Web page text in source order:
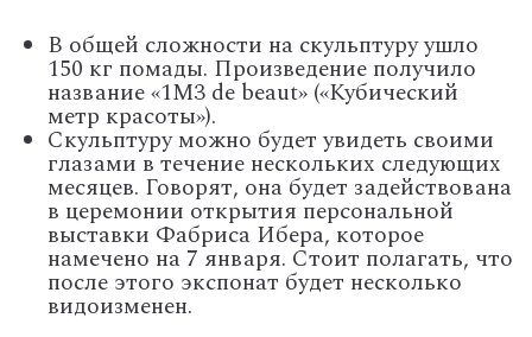
В общей сложности на скульптуру ушло
150 кг помады. Произведение получило
название «1M3 de beaut» («Кубический
метр красоты»).
Скульптуру можно будет увидеть своими
глазами в течение нескольких следующих
месяцев. Говорят, она будет задействована
в церемонии открытия персональной
выставки Фабриса Ибера, которое
намечено на 7 января. Стоит полагать, что
после этого экспонат будет несколько
видоизменен.